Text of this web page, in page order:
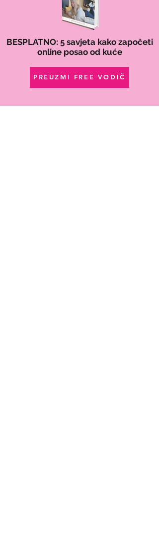
BESPLATNO: 5 savjeta kako započeti
online posao od kuće
PREUZMI FREE VODIČ